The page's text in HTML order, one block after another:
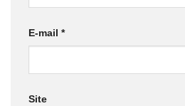
E-mail *
Site